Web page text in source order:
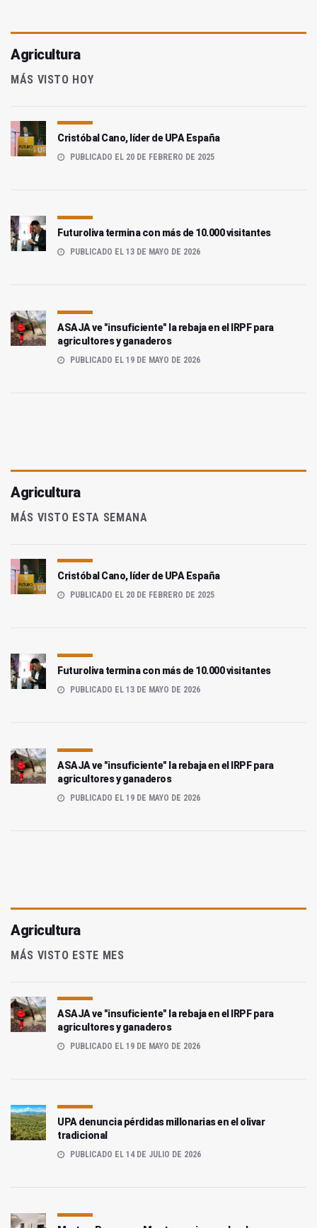
Agricultura
MÁS VISTO HOY
Cristóbal Cano, líder de UPA España
PUBLICADO EL 20 DE FEBRERO DE 2025
Futuroliva termina con más de 10.000 visitantes
PUBLICADO EL 13 DE MAYO DE 2026
ASAJA ve "insuficiente" la rebaja en el IRPF para
agricultores y ganaderos
PUBLICADO EL 19 DE MAYO DE 2026
Agricultura
MÁS VISTO ESTA SEMANA
Cristóbal Cano, líder de UPA España
PUBLICADO EL 20 DE FEBRERO DE 2025
Futuroliva termina con más de 10.000 visitantes
PUBLICADO EL 13 DE MAYO DE 2026
ASAJA ve "insuficiente" la rebaja en el IRPF para
agricultores y ganaderos
PUBLICADO EL 19 DE MAYO DE 2026
Agricultura
MÁS VISTO ESTE MES
ASAJA ve "insuficiente" la rebaja en el IRPF para
agricultores y ganaderos
PUBLICADO EL 19 DE MAYO DE 2026
UPA denuncia pérdidas millonarias en el olivar
tradicional
PUBLICADO EL 14 DE JULIO DE 2026